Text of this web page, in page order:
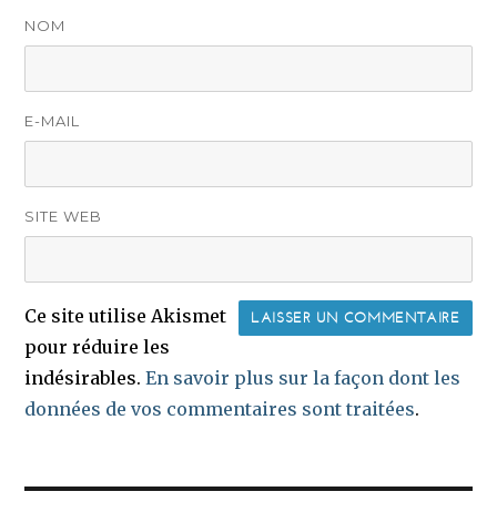
NOM
E-MAIL
SITE WEB
Ce site utilise Akismet
pour réduire les
indésirables.En savoir plus sur la façon dont les
données de vos commentaires sont traitées.